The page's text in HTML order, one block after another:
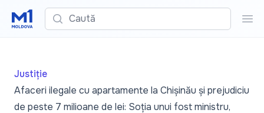
Caută
Justiție
Afaceri ilegale cu apartamente la Chișinău și prejudiciu
de peste 7 milioane de lei: Soția unui fost ministru,